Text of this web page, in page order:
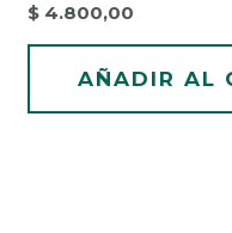
$ 4.800,00
AÑADIR AL